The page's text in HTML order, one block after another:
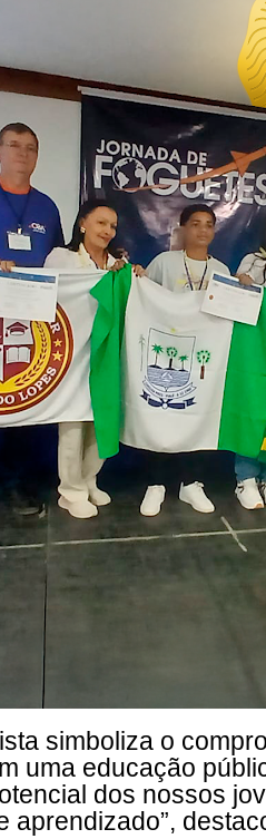
simboliza o
uma educação
dos nossos
aprendizado”,